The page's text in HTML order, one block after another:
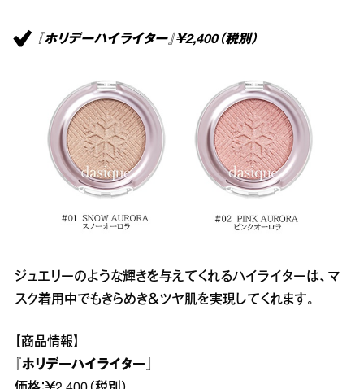
『ホリデーハイライター』￥2,400（税別）
ジュエリーのような輝きを与えてくれるハイライターは、マ
スク着用中でもきらめき＆ツヤ肌を実現してくれます。
【商品情報】
『ホリデーハイライター』